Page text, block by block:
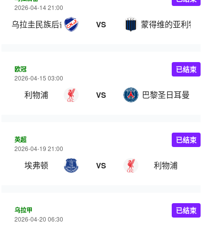
2026-04-14 21:00
乌拉圭民族后备队 VS 蒙得维的亚利物浦后备
欧冠
2026-04-15 03:00
利物浦 VS 巴黎圣日耳曼
已结束
英超
2026-04-19 21:00
埃弗顿 VS 利物浦
已结束
乌拉甲
2026-04-20 06:30
已结束